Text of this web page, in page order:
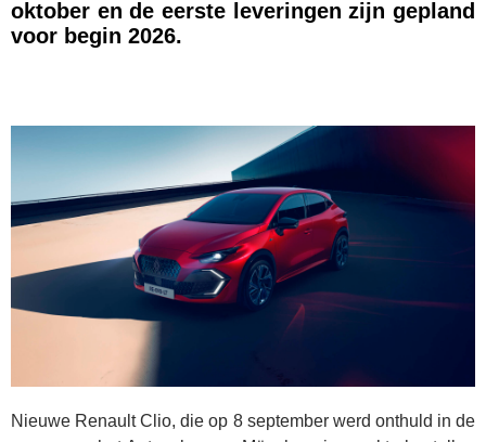
oktober en de eerste leveringen zijn gepland
voor begin 2026.
Nieuwe Renault Clio, die op 8 september werd onthuld in de